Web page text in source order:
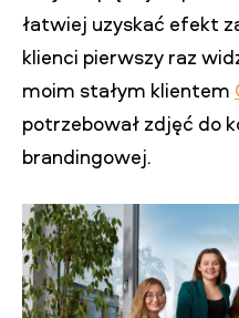
łatwiej uzyskać efekt
klienci pierwszy raz
moim stałym klientem
potrzebował zdjęć do
brandingowej.